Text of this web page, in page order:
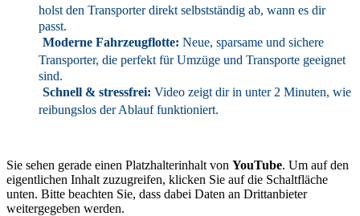
holst den Transporter direkt selbstständig ab, wann es dir
passt.
Moderne Fahrzeugflotte: Neue, sparsame und sichere
Transporter, die perfekt für Umzüge und Transporte geeignet
sind.
Schnell & stressfrei: Video zeigt dir in unter 2 Minuten, wie
reibungslos der Ablauf funktioniert.
Sie sehen gerade einen Platzhalterinhalt von YouTube. Um auf den
eigentlichen Inhalt zuzugreifen, klicken Sie auf die Schaltfläche
unten. Bitte beachten Sie, dass dabei Daten an Drittanbieter
weitergegeben werden.